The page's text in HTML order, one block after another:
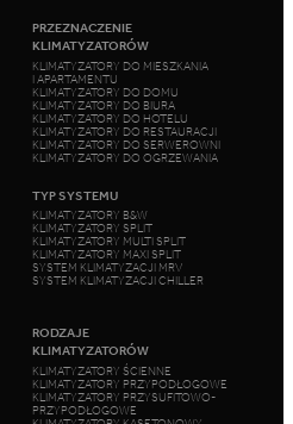
PRZEZNACZENIE
KLIMATYZATORÓW
KLIMATYZATORY DO MIESZKANIA
I APARTAMENTU
KLIMATYZATORY DO DOMU
KLIMATYZATORY DO BIURA
KLIMATYZATORY DO HOTELU
KLIMATYZATORY DO RESTAURACJI
KLIMATYZATORY DO SERWEROWNI
KLIMATYZATORY DO OGRZEWANIA
TYP SYSTEMU
KLIMATYZATORY B&W
KLIMATYZATORY SPLIT
KLIMATYZATORY MULTI SPLIT
KLIMATYZATORY MAXI SPLIT
SYSTEM KLIMATYZACJI MRV
SYSTEM KLIMATYZACJI CHILLER
RODZAJE
KLIMATYZATORÓW
KLIMATYZATORY ŚCIENNE
KLIMATYZATORY PRZYPODŁOGOWE
KLIMATYZATORY PRZYSUFITOWO-
PRZYPODŁOGOWE